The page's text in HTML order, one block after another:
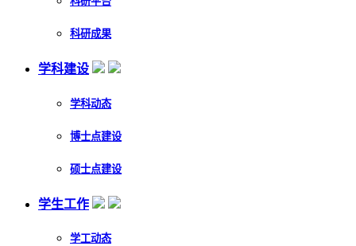
科研成果
学科建设
学科动态
博士点建设
硕士点建设
学生工作
学工动态